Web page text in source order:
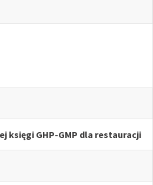
księgi GHP-GMP dla restauracji